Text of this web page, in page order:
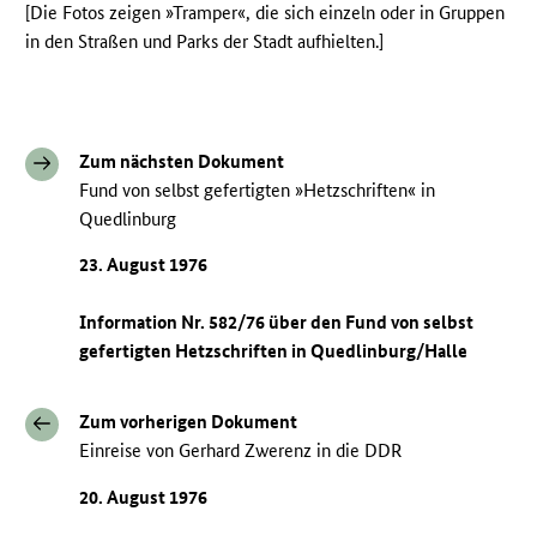
[Die Fotos zeigen »Tramper«, die sich einzeln oder in Gruppen
in den Straßen und Parks der Stadt aufhielten.]
Zum nächsten Dokument
Fund von selbst gefertigten »Hetzschriften« in
Quedlinburg
23. August 1976
Information Nr. 582/76 über den Fund von selbst
gefertigten Hetzschriften in Quedlinburg/Halle
Zum vorherigen Dokument
Einreise von Gerhard Zwerenz in die DDR
20. August 1976